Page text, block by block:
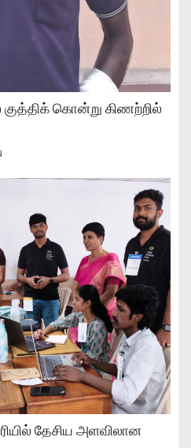
கொன்று கிணற்றில்
தேசிய அளவிலான